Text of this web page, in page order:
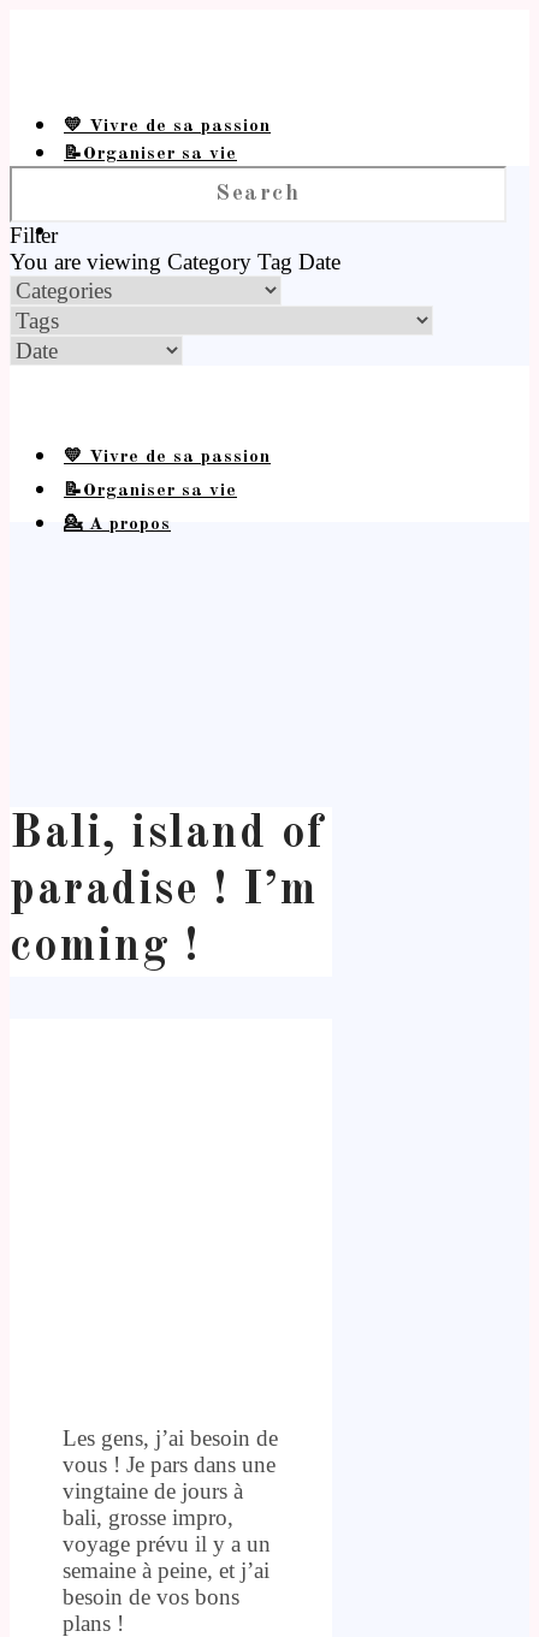
💛 Vivre de sa passion
📝Organiser sa vie
Filter
You are viewing Category Tag Date
💛 Vivre de sa passion
📝Organiser sa vie
💁 A propos
Bali, island of
paradise ! I’m
coming !
Les gens, j’ai besoin de
vous ! Je pars dans une
vingtaine de jours à
bali, grosse impro,
voyage prévu il y a un
semaine à peine, et j’ai
besoin de vos bons
plans !